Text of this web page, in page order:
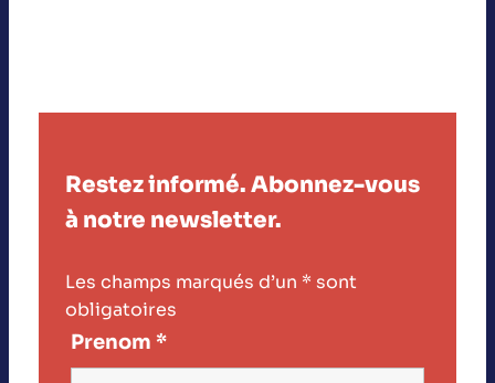
Restez informé. Abonnez-vous
à notre newsletter.
Les champs marqués d’un * sont
obligatoires
Prenom *